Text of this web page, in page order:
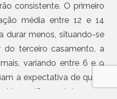
consistente. O primeiro
média entre 12 e 14
durar menos, situando-se
terceiro casamento, a
variando entre 6 e 9
a expectativa de que a
a uniões mais longas.